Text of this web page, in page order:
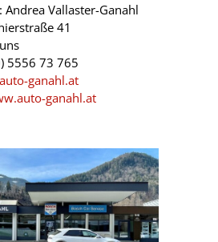
Vallaster-Ganahl
41
5556 73 765
ganahl.at
ganahl.at